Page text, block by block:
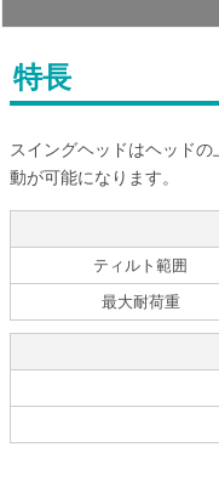
特長
スイングヘッドはヘッド
動が可能になります。
ティルト範囲
最大耐荷重